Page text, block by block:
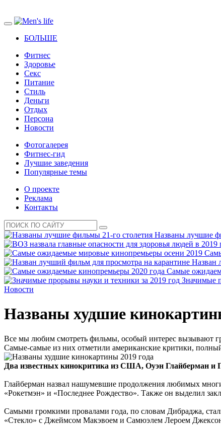
БОЛЬШЕ
Фитнес
Здоровье
Секс
Питание
Стиль
Деньги
Отдых
Персона
Новости
Фотогалерея
Фитнес-гид
Лучшие заведения
Популярные темы
О проекте
Реклама
Контакты
Названы лучшие
Назван
Самые
Значимые
Новости
Названы худшие
Все мы любим смотреть фильмы, особый интерес вызывают
Самые-самые из них отметили американские критики,
Два известных кинокритика из США, Оуэн Глайберман и
Глайберман назвал нашумевшие продолжения любимых
«Рокетмэн» и «Последнее Рождество». Также он выделил
Самыми громкими провалами года, по словам Дибраджа,
«Стекло» с Джеймсом Макэвоем и Самюэлем Лероем